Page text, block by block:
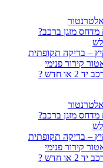
מדחס מזגן ברכב?
– בדיקה תקופתית
קירור פנימי
או חדש ?
מדחס מזגן ברכב?
– בדיקה תקופתית
קירור פנימי
או חדש ?